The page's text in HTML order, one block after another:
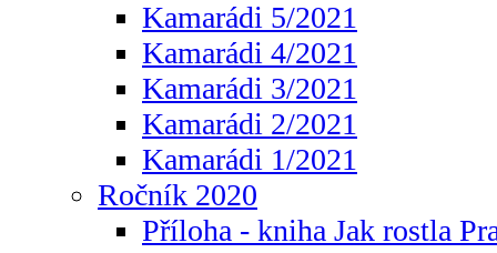
Kamarádi 5/2021
Kamarádi 4/2021
Kamarádi 3/2021
Kamarádi 2/2021
Kamarádi 1/2021
Ročník 2020
Příloha - kniha Jak rostla